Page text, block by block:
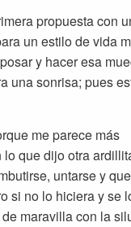
propuesta con
un estilo de vida
y hacer esa
una sonrisa; pues
me parece más
que dijo otra
untarse y
si no lo hiciera y se
maravilla con la